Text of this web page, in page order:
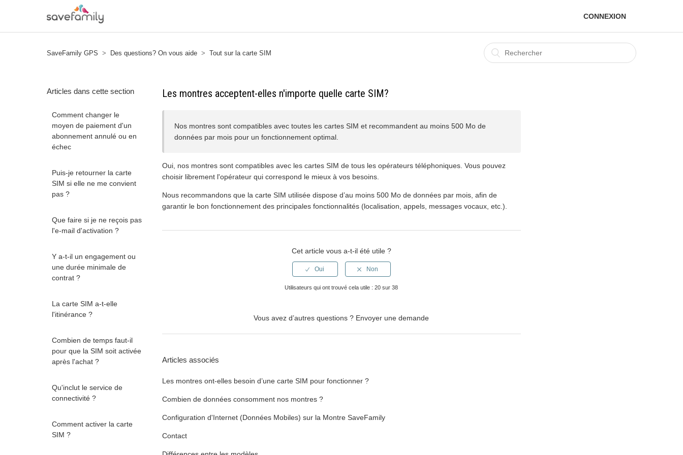
CONNEXION
SaveFamily GPS Des questions? On vous aide Tout sur la carte SIM
Articles dans cette section
Comment changer le
moyen de paiement d'un
abonnement annulé ou en
échec
Puis-je retourner la carte
SIM si elle ne me convient
pas ?
Que faire si je ne reçois pas
l'e-mail d'activation ?
Y a-t-il un engagement ou
une durée minimale de
contrat ?
La carte SIM a-t-elle
l'itinérance ?
Combien de temps faut-il
pour que la SIM soit activée
après l'achat ?
Qu'inclut le service de
connectivité ?
Comment activer la carte
SIM ?
Les montres acceptent-elles n'importe quelle carte SIM?
Nos montres sont compatibles avec toutes les cartes SIM et recommandent au moins 500 Mo de
données par mois pour un fonctionnement optimal.
Oui, nos montres sont compatibles avec les cartes SIM de tous les opérateurs téléphoniques. Vous pouvez
choisir librement l'opérateur qui correspond le mieux à vos besoins.
Nous recommandons que la carte SIM utilisée dispose d’au moins 500 Mo de données par mois, afin de
garantir le bon fonctionnement des principales fonctionnalités (localisation, appels, messages vocaux, etc.).
Cet article vous a-t-il été utile ?
Utilisateurs qui ont trouvé cela utile : 20 sur 38
Vous avez d’autres questions ? Envoyer une demande
Articles associés
Les montres ont-elles besoin d’une carte SIM pour fonctionner ?
Combien de données consomment nos montres ?
Configuration d'Internet (Données Mobiles) sur la Montre SaveFamily
Contact